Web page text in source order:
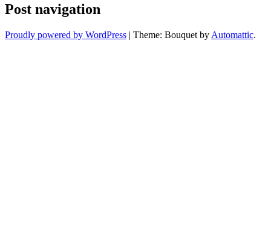
Post navigation
Proudly powered by WordPress | Theme: Bouquet by Automattic.